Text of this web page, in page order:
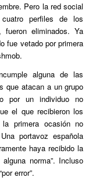
Pero la red social
perfiles de los
eliminados. Ya
fue vetado por primera
alguna de las
que atacan a un grupo
por un individuo no
el que recibieron los
primera ocasión no
portavoz española
haya recibido la
norma”. Incluso
error”.